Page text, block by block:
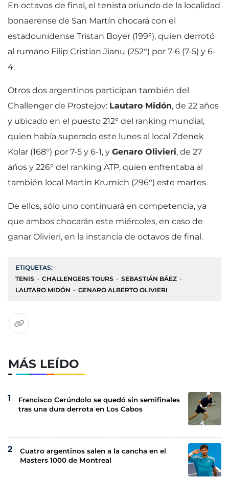
En octavos de final, el tenista oriundo de la localidad
bonaerense de San Martín chocará con el
estadounidense Tristan Boyer (199°), quien derrotó
al rumano Filip Cristian Jianu (252°) por 7-6 (7-5) y 6-
4.
Otros dos argentinos participan también del
Challenger de Prostejov: Lautaro Midón, de 22 años
y ubicado en el puesto 212° del ranking mundial,
quien había superado este lunes al local Zdenek
Kolar (168°) por 7-5 y 6-1, y Genaro Olivieri, de 27
años y 226° del ranking ATP, quien enfrentaba al
también local Martin Krumich (296°) este martes.
De ellos, sólo uno continuará en competencia, ya
que ambos chocarán este miércoles, en caso de
ganar Olivieri, en la instancia de octavos de final.
ETIQUETAS:
TENIS
CHALLENGERS TOURS
SEBASTIÁN BÁEZ
LAUTARO MIDÓN
GENARO ALBERTO OLIVIERI
MÁS LEÍDO
Francisco Cerúndolo se quedó sin semifinales
tras una dura derrota en Los Cabos
Cuatro argentinos salen a la cancha en el
Masters 1000 de Montreal